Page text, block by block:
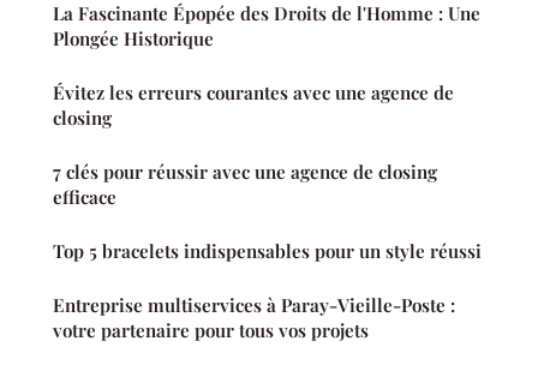
La Fascinante Épopée des Droits de l'Homme : Une
Plongée Historique
Évitez les erreurs courantes avec une agence de
closing
7 clés pour réussir avec une agence de closing
efficace
Top 5 bracelets indispensables pour un style réussi
Entreprise multiservices à Paray-Vieille-Poste :
votre partenaire pour tous vos projets